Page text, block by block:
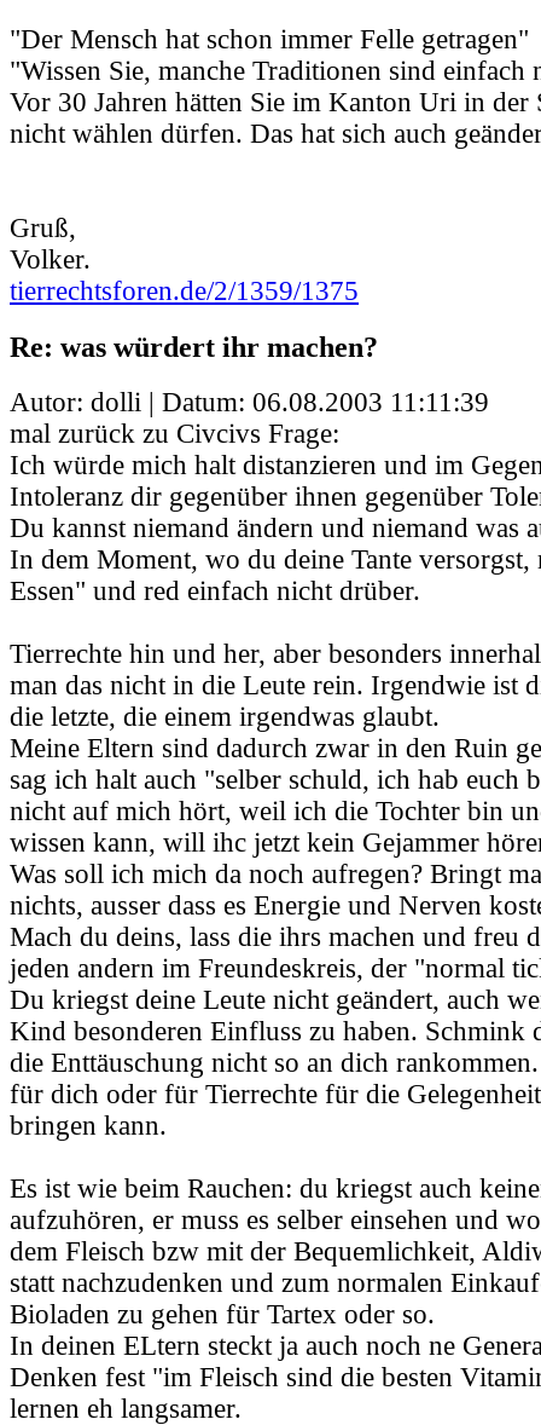
"Der Mensch hat schon immer Felle getragen"
"Wissen Sie, manche Traditionen sind einfach
Vor 30 Jahren hätten Sie im Kanton Uri in der
nicht wählen dürfen. Das hat sich auch
Gruß,
Volker.
tierrechtsforen.de/2/1359/1375
Re: was würdert ihr machen?
Autor: dolli | Datum: 06.08.2003 11:11:39
mal zurück zu Civcivs Frage:
Ich würde mich halt distanzieren und im
Intoleranz dir gegenüber ihnen gegenüber
Du kannst niemand ändern und niemand was
In dem Moment, wo du deine Tante
Essen" und red einfach nicht drüber.
Tierrechte hin und her, aber besonders
man das nicht in die Leute rein. Irgendwie ist
die letzte, die einem irgendwas glaubt.
Meine Eltern sind dadurch zwar in den Ruin
sag ich halt auch "selber schuld, ich hab euch
nicht auf mich hört, weil ich die Tochter bin
wissen kann, will ihc jetzt kein Gejammer
Was soll ich mich da noch aufregen? Bringt
nichts, ausser dass es Energie und Nerven
Mach du deins, lass die ihrs machen und freu
jeden andern im Freundeskreis, der "normal
Du kriegst deine Leute nicht geändert, auch
Kind besonderen Einfluss zu haben. Schmink
die Enttäuschung nicht so an dich
für dich oder für Tierrechte für die
bringen kann.
Es ist wie beim Rauchen: du kriegst auch
aufzuhören, er muss es selber einsehen und
dem Fleisch bzw mit der Bequemlichkeit,
statt nachzudenken und zum normalen
Bioladen zu gehen für Tartex oder so.
In deinen ELtern steckt ja auch noch ne
Denken fest "im Fleisch sind die besten
lernen eh langsamer.